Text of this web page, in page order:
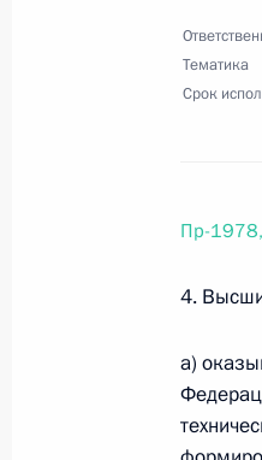
20
20
1
и
Тематика
Срок
Пр-
4.
а)